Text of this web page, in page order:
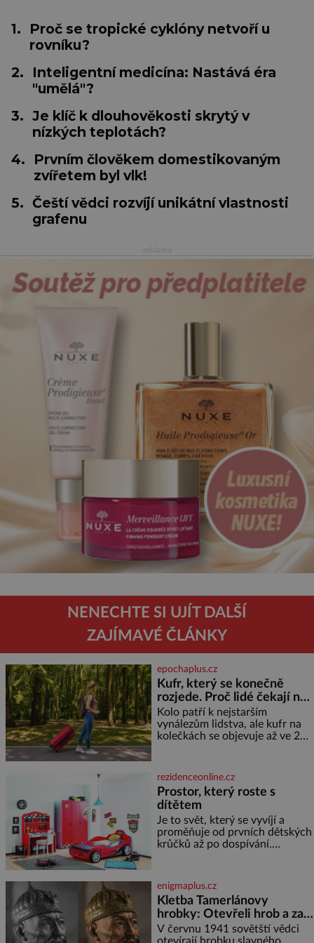
1.
Proč se tropické cyklóny netvoří u
rovníku?
2.
Inteligentní medicína: Nastává éra
"umělá"?
3. Je klíč k dlouhověkosti skrytý v
nízkých teplotách?
4.
Prvním člověkem domestikovaným
zvířetem byl vlk!
5. Čeští vědci rozvíjí unikátní vlastnosti
grafenu
NENECHTE SI UJÍT DALŠÍ
ZAJÍMAVÉ ČLÁNKY
epochaplus.cz
Kufr, který se konečně
rozjede. Proč lidé čekají na
kolečka téměř pět tisíc let?
Kolo patří k nejstarším
vynálezům lidstva, ale kufr na
kolečkách se objevuje až ve 20.
zádech nebo je nakládají na
povozy. Stačí přitom jediný
nápad, připevnit ke kufru
kolečka. Jenže právě ten nikdo
dlouho nedostane. Až jednou se
na letišti ozve věta, která změní
rezidenceonline.cz
Prostor, který roste s
dítětem
Je to svět, který se vyvíjí a
proměňuje od prvních dětských
krůčků až po dospívání.
soustředění i odpočinek a
reaguje na každou etapu života
a specifické potřeby dítěte. Pro
nejmenší je klíčová
jednoduchost, měkkost a
bezpečí, proto by pokoj
enigmaplus.cz
Kletba Tamerlánovy
hrobky: Otevřeli hrob a za
dva dny začala invaze do
SSSR. Náhoda, nebo
V červnu 1941 sovětští vědci